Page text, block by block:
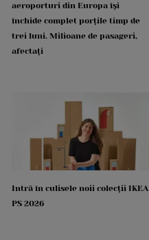
aeroporturi din Europa își
închide complet porțile timp de
trei luni. Milioane de pasageri,
afectați
Intră în culisele noii colecții IKEA
PS 2026